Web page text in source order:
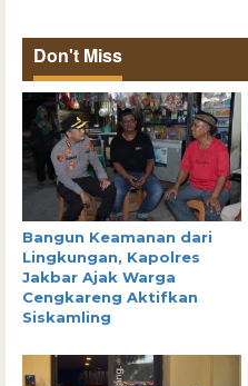
Don't Miss
Bangun Keamanan dari
Lingkungan, Kapolres
Jakbar Ajak Warga
Cengkareng Aktifkan
Siskamling